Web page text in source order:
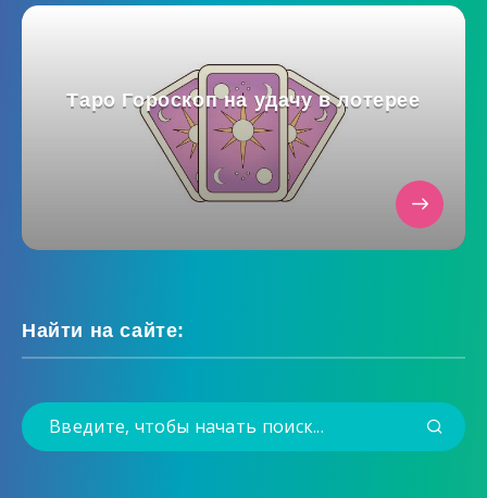
Таро Гороскоп на удачу в лотерее
Найти на сайте: